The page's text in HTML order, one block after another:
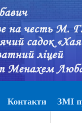
Контакти ЗМІ